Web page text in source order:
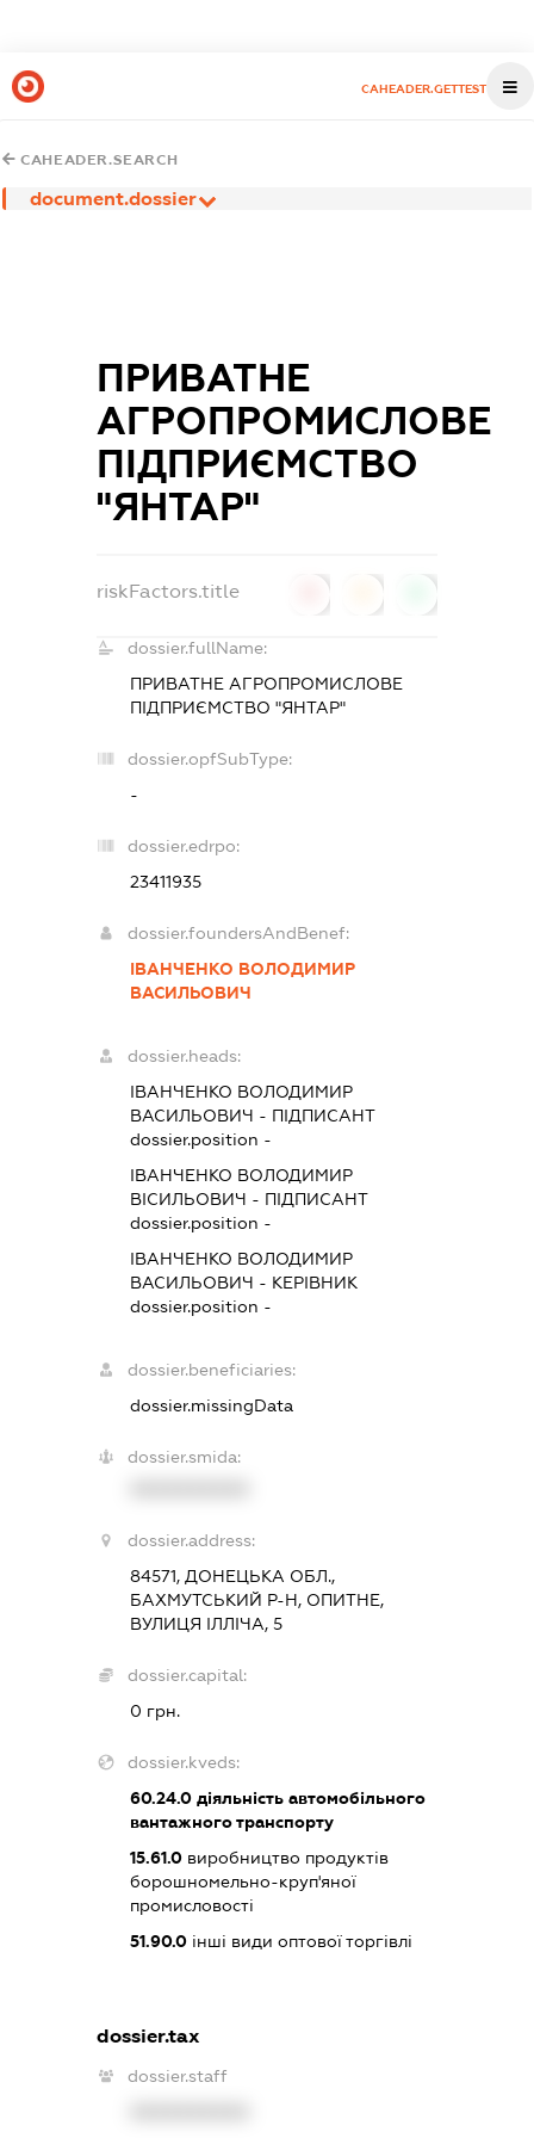
CAHEADER.GETTEST
CAHEADER.SEARCH
document.dossier
ПРИВАТНЕ
АГРОПРОМИСЛОВЕ
ПІДПРИЄМСТВО
"ЯНТАР"
riskFactors.title
dossier.fullName:
ПРИВАТНЕ АГРОПРОМИСЛОВЕ
ПІДПРИЄМСТВО "ЯНТАР"
dossier.opfSubType:
-
dossier.edrpo:
23411935
dossier.foundersAndBenef:
ІВАНЧЕНКО ВОЛОДИМИР
ВАСИЛЬОВИЧ
dossier.heads:
ІВАНЧЕНКО ВОЛОДИМИР
ВАСИЛЬОВИЧ - ПІДПИСАНТ
dossier.position -
ІВАНЧЕНКО ВОЛОДИМИР
ВІСИЛЬОВИЧ - ПІДПИСАНТ
dossier.position -
ІВАНЧЕНКО ВОЛОДИМИР
ВАСИЛЬОВИЧ - КЕРІВНИК
dossier.position -
dossier.beneficiaries:
dossier.missingData
dossier.smida:
dossier.address:
84571, ДОНЕЦЬКА ОБЛ.,
БАХМУТСЬКИЙ Р-Н, ОПИТНЕ,
ВУЛИЦЯ ІЛЛІЧА, 5
dossier.capital:
0 грн.
dossier.kveds:
60.24.0 діяльність автомобільного
вантажного транспорту
15.61.0 виробництво продуктів
борошномельно-круп'яної
промисловості
51.90.0 інші види оптової торгівлі
dossier.tax
dossier.staff